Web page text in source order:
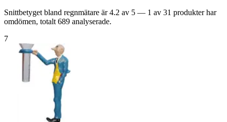
Snittbetyget bland regnmätare är 4.2 av 5 — 1 av 31 produkter har
omdömen, totalt 689 analyserade.
7